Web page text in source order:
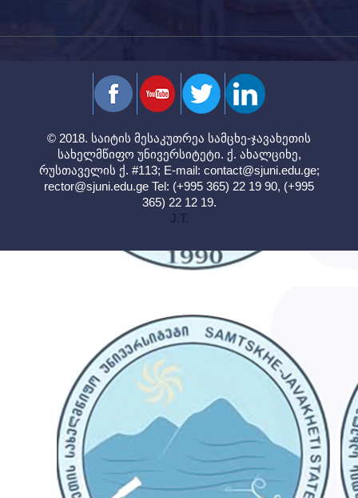
© 2018. საიტის მესაკუთრეა სამცხე-ჯავახეთის
სახელმწიფო უნივერსიტეტი. ქ. ახალციხე,
რუსთაველის ქ. #113; E-mail: contact@sjuni.edu.ge;
rector@sjuni.edu.ge Tel: (+995 365) 22 19 90, (+995
365) 22 12 19.
J.T.